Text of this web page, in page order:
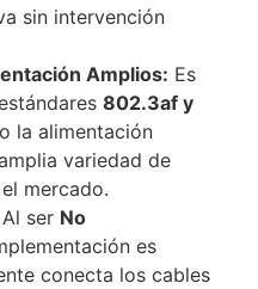
sin intervención
Amplios: Es
802.3af y
la alimentación
variedad de
mercado.
Al ser No
es
conecta los cables